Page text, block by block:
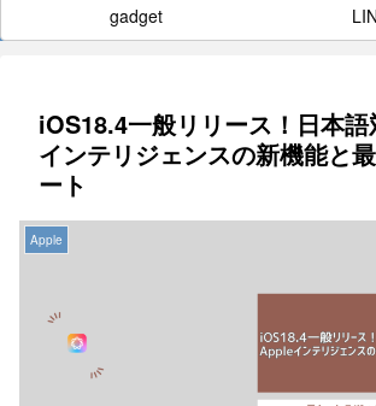
gadget
iOS18.4一般リリース！日本
インテリジェンスの新機能と
ート
Apple